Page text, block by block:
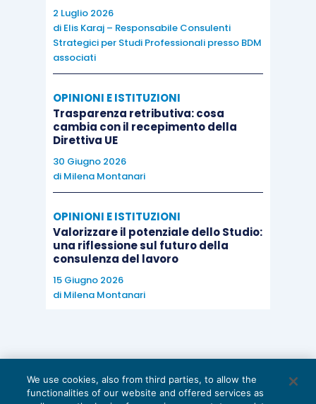
2 Luglio 2026
di Elis Karaj – Responsabile Consulenti
Strategici per Studi Professionali presso BDM
associati
OPINIONI E ISTITUZIONI
Trasparenza retributiva: cosa
cambia con il recepimento della
Direttiva UE
30 Giugno 2026
di Milena Montanari
OPINIONI E ISTITUZIONI
Valorizzare il potenziale dello Studio:
una riflessione sul futuro della
consulenza del lavoro
15 Giugno 2026
di Milena Montanari
We use cookies, also from third parties, to allow the
functionalities of our website and offered services as